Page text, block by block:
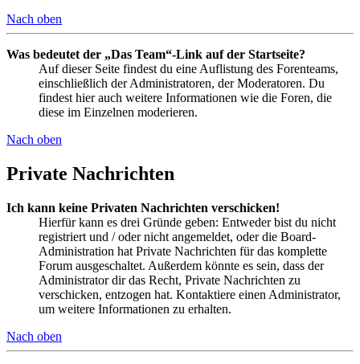
Nach oben
Was bedeutet der „Das Team“-Link auf der Startseite?
Auf dieser Seite findest du eine Auflistung des Forenteams,
einschließlich der Administratoren, der Moderatoren. Du
findest hier auch weitere Informationen wie die Foren, die
diese im Einzelnen moderieren.
Nach oben
Private Nachrichten
Ich kann keine Privaten Nachrichten verschicken!
Hierfür kann es drei Gründe geben: Entweder bist du nicht
registriert und / oder nicht angemeldet, oder die Board-
Administration hat Private Nachrichten für das komplette
Forum ausgeschaltet. Außerdem könnte es sein, dass der
Administrator dir das Recht, Private Nachrichten zu
verschicken, entzogen hat. Kontaktiere einen Administrator,
um weitere Informationen zu erhalten.
Nach oben